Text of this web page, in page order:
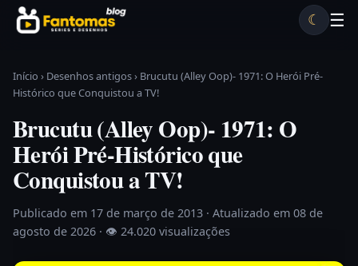
Pular para o conteúdo
☰
☾
Início › Desenhos antigos› Brucutu (Alley Oop)- 1971: O Herói Pré-
Histórico que Conquistou a TV!
Brucutu (Alley Oop)- 1971: O
Herói Pré-Histórico que
Conquistou a TV!
Publicado em 17 de março de 2013 · Atualizado em 08 de
agosto de 2026 · 👁 24.020 visualizações